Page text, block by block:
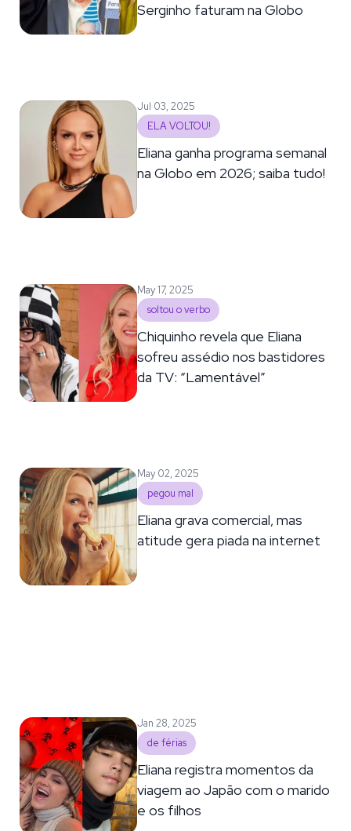
Serginho faturam na Globo
Jul 03, 2025
ELA VOLTOU!
Eliana ganha programa semanal
na Globo em 2026; saiba tudo!
May 17, 2025
soltou o verbo
Chiquinho revela que Eliana
sofreu assédio nos bastidores
da TV: “Lamentável”
May 02, 2025
pegou mal
Eliana grava comercial, mas
atitude gera piada na internet
Jan 28, 2025
de férias
Eliana registra momentos da
viagem ao Japão com o marido
e os filhos